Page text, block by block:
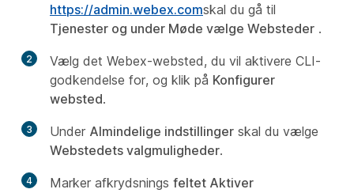
https://admin.webex.comskal du gå til
Tjenester og under Møde vælge Websteder .
2
Vælg det Webex-websted, du vil aktivere CLI-
godkendelse for, og klik på Konfigurer
websted.
3 Under Almindelige indstillinger skal du vælge
Webstedets valgmuligheder.
4 Marker afkrydsnings feltet Aktiver